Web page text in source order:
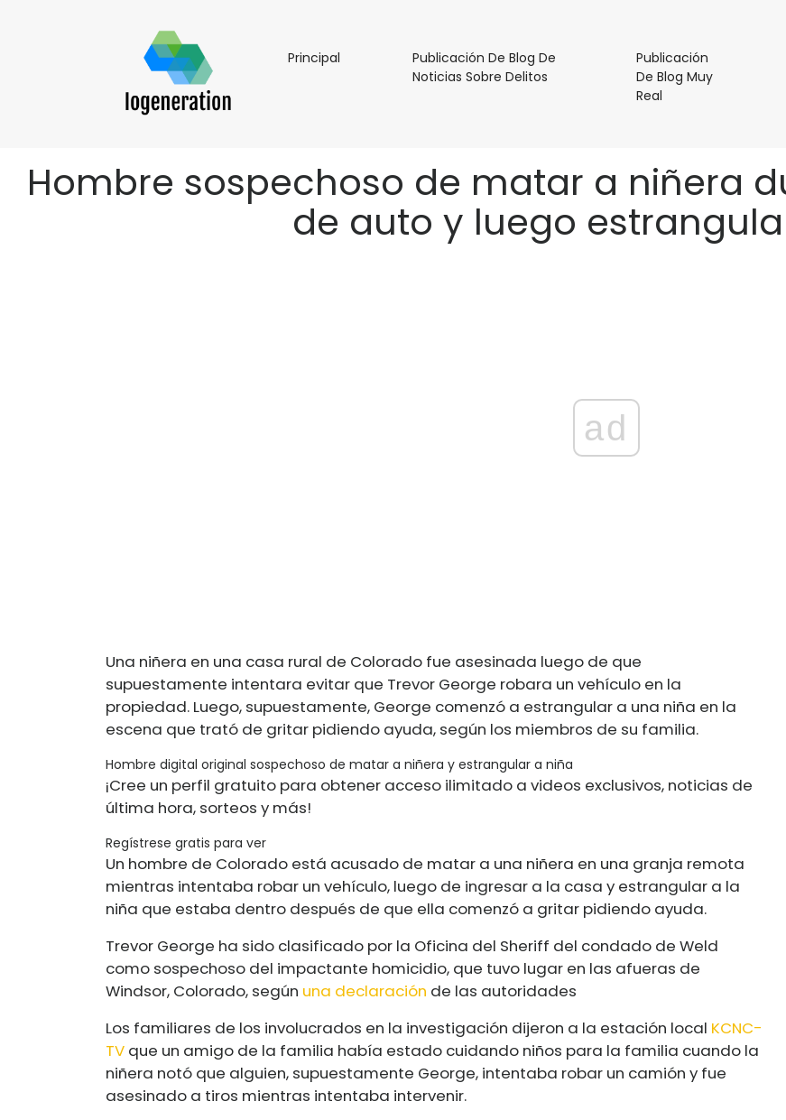
PrincipalPrincipal
Publicación De Blog De
Noticias Sobre DelitosPublicación
Delitos
Publicación
De Blog Muy
Real
Real
Hombre sospechoso de matar a niñera
de auto y luego
ad
Una niñera en una casa rural de Colorado fue asesinada luego de que
supuestamente intentara evitar que Trevor George robara un vehículo en la
propiedad. Luego, supuestamente, George comenzó a estrangular a una niña en la
escena que trató de gritar pidiendo ayuda, según los miembros de su familia.
Hombre digital original sospechoso de matar a niñera y estrangular a niña
¡Cree un perfil gratuito para obtener acceso ilimitado a videos exclusivos, noticias de
última hora, sorteos y más!
Regístrese gratis para ver
Un hombre de Colorado está acusado de matar a una niñera en una granja remota
mientras intentaba robar un vehículo, luego de ingresar a la casa y estrangular a la
niña que estaba dentro después de que ella comenzó a gritar pidiendo ayuda.
Trevor George ha sido clasificado por la Oficina del Sheriff del condado de Weld
como sospechoso del impactante homicidio, que tuvo lugar en las afueras de
Windsor, Colorado, según una declaración de las autoridades
Los familiares de los involucrados en la investigación dijeron a la estación local KCNC-
TV que un amigo de la familia había estado cuidando niños para la familia cuando la
niñera notó que alguien, supuestamente George, intentaba robar un camión y fue
asesinado a tiros mientras intentaba intervenir.